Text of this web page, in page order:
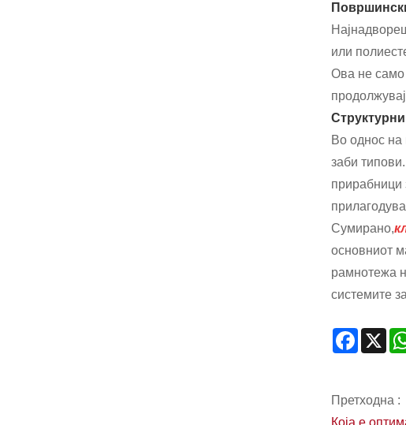
или
Ова не само
Во однос на
заби
прирабници
Сумирано,
основниот
рамнотежа
системите
X
Претходна :